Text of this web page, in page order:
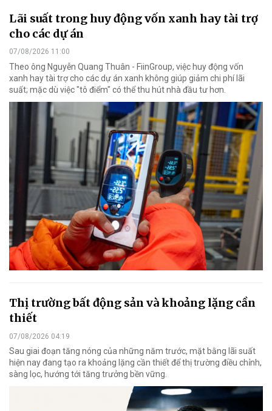
Lãi suất trong huy động vốn xanh hay tài trợ
cho các dự án
07/08/2026 11:00
Theo ông Nguyễn Quang Thuân - FiinGroup, việc huy động vốn
xanh hay tài trợ cho các dự án xanh không giúp giảm chi phí lãi
suất; mặc dù việc "tô điểm" có thể thu hút nhà đầu tư hơn.
Thị trường bất động sản và khoảng lặng cần
thiết
07/08/2026 04:19
Sau giai đoạn tăng nóng của những năm trước, mặt bằng lãi suất
hiện nay đang tạo ra khoảng lặng cần thiết để thị trường điều chỉnh,
sàng lọc, hướng tới tăng trưởng bền vững.